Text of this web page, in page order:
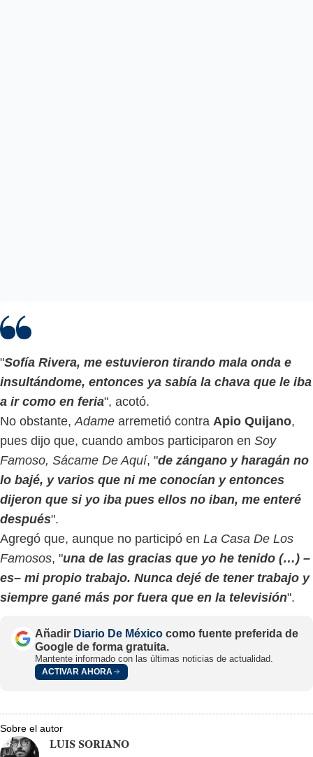
"Sofía Rivera, me estuvieron tirando mala onda e
insultándome, entonces ya sabía la chava que le iba
a ir como en feria", acotó.
No obstante, Adame arremetió contra Apio Quijano,
pues dijo que, cuando ambos participaron en Soy
Famoso, Sácame De Aquí, "de zángano y haragán no
lo bajé, y varios que ni me conocían y entonces
dijeron que si yo iba pues ellos no iban, me enteré
después".
Agregó que, aunque no participó en La Casa De Los
Famosos, "una de las gracias que yo he tenido (…) –
es– mi propio trabajo. Nunca dejé de tener trabajo y
siempre gané más por fuera que en la televisión".
Añadir Diario De México como fuente preferida de
Google de forma gratuita.
Mantente informado con las últimas noticias de actualidad.
ACTIVAR AHORA
Sobre el autor
LUIS SORIANO